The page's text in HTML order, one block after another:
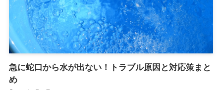
急に蛇口から水が出ない！トラブル原因と対応策まと
め